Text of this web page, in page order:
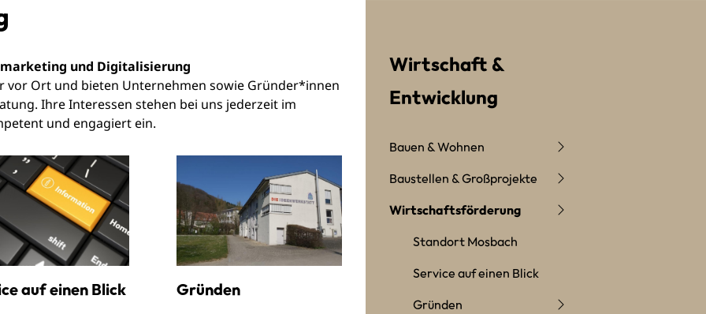
und Digitalisierung
Ort und bieten Unternehmen sowie Gründer*innen
Ihre Interessen stehen bei uns jederzeit im
und engagiert ein.
auf einen Blick Gründen
Wirtschaft &
Entwicklung
Bauen & Wohnen
Baustellen & Großprojekte
Wirtschaftsförderung
Standort Mosbach
Service auf einen Blick
Gründen